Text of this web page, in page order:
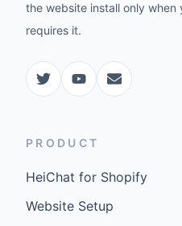
the website install only
requires it.
PRODUCT
HeiChat for Shopify
Website Setup